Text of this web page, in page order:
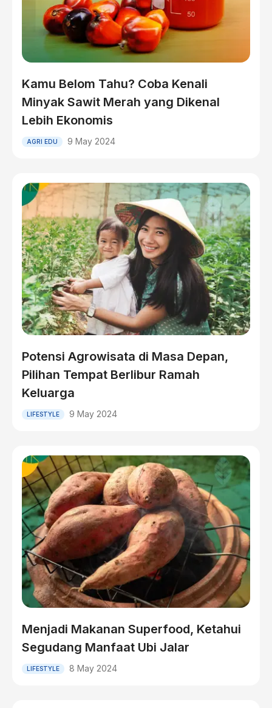
Kamu Belom Tahu? Coba Kenali
Minyak Sawit Merah yang Dikenal
Lebih Ekonomis
AGRI EDU 9 May 2024
Potensi Agrowisata di Masa Depan,
Pilihan Tempat Berlibur Ramah
Keluarga
LIFESTYLE 9 May 2024
Menjadi Makanan Superfood, Ketahui
Segudang Manfaat Ubi Jalar
LIFESTYLE 8 May 2024